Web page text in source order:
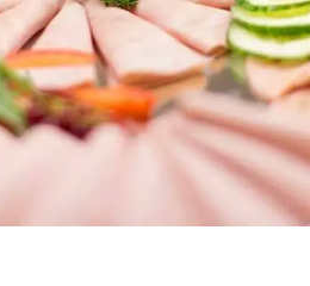
Etagendusche:• Erwachsene*:
89,20 €• Kids 4-11 Jahre: 68,20
[…]